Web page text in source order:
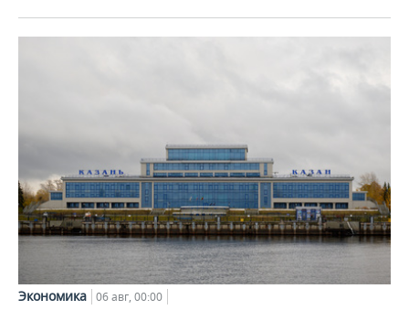
Экономика 06 авг, 00:00